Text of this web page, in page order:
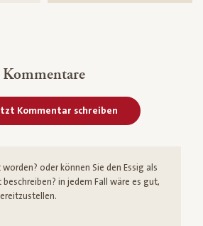
Kommentare
Kommentar schreiben
oder können Sie den Essig als
in jedem Fall wäre es gut,